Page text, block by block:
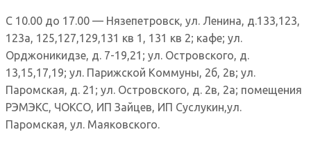
С 10.00 до 17.00 — Нязепетровск, ул. Ленина, д.133,123,
123а, 125,127,129,131 кв 1, 131 кв 2; кафе; ул.
Орджоникидзе, д. 7-19,21; ул. Островского, д.
13,15,17,19; ул. Парижской Коммуны, 2б, 2в; ул.
Паромская, д. 21; ул. Островского, д. 2в, 2а; помещения
РЭМЭКС, ЧОКСО, ИП Зайцев, ИП Суслукин,ул.
Паромская, ул. Маяковского.